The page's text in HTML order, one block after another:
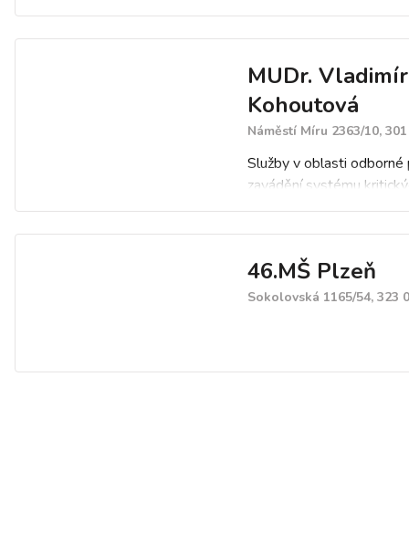
MUDr.
Kohoutová
Náměstí Míru 2363/10,
Služby v oblasti odborné
zavádění systému
HACCP do
stravovacích služeb,
Jednorázové i pravidelné
interních auditů a školení
46.MŠ Plzeň
Sokolovská 1165/54, 323